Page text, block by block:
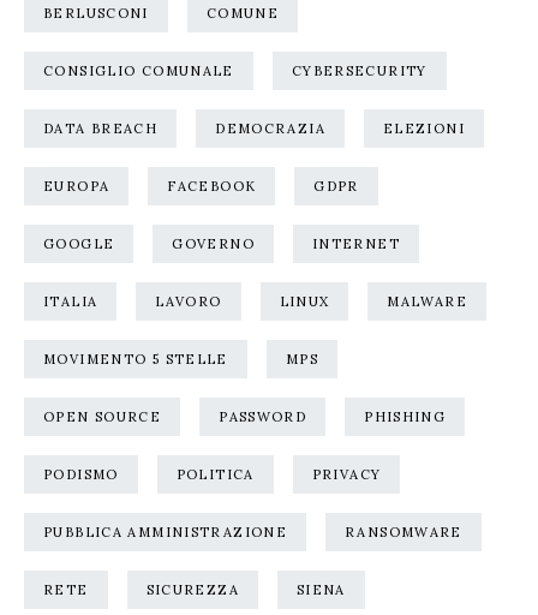
BERLUSCONI COMUNE
CONSIGLIO COMUNALE CYBERSECURITY
DATA BREACH DEMOCRAZIA ELEZIONI
EUROPA FACEBOOK GDPR
GOOGLE GOVERNO INTERNET
ITALIA LAVORO LINUX MALWARE
MOVIMENTO 5 STELLE MPS
OPEN SOURCE PASSWORD PHISHING
PODISMO POLITICA PRIVACY
PUBBLICA AMMINISTRAZIONE RANSOMWARE
RETE SICUREZZA SIENA